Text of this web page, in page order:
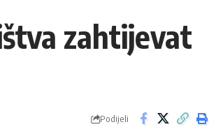
zahtijevat
Podijeli